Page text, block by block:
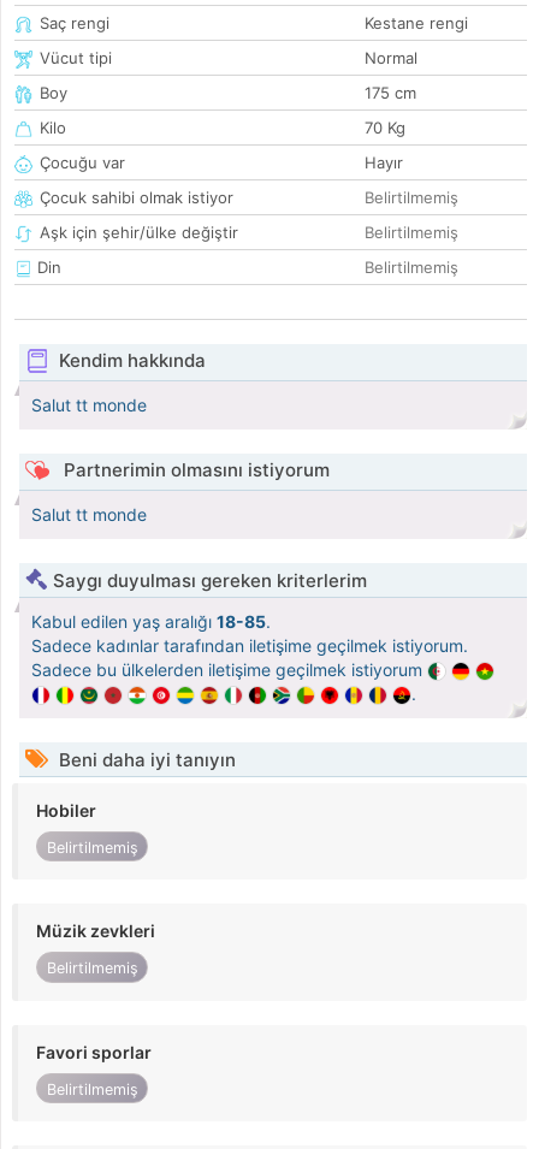
Saç rengi
Kestane rengi
Vücut tipi
Normal
Boy
175 cm
Kilo
70 Kg
Çocuğu var
Hayır
Çocuk sahibi olmak istiyor
Belirtilmemiş
Aşk için şehir/ülke değiştir
Belirtilmemiş
Din
Belirtilmemiş
Kendim hakkında
Salut tt monde
Partnerimin olmasını istiyorum
Salut tt monde
Saygı duyulması gereken kriterlerim
Kabul edilen yaş aralığı 18-85.
Sadece kadınlar tarafından iletişime geçilmek istiyorum.
Sadece bu ülkelerden iletişime geçilmek istiyorum
.
Beni daha iyi tanıyın
Hobiler
Belirtilmemiş
Müzik zevkleri
Belirtilmemiş
Favori sporlar
Belirtilmemiş